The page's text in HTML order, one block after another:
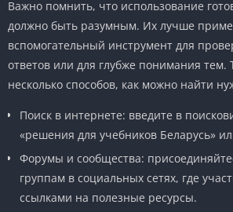
Важно помнить, что использование
должно быть разумным. Их лучше
вспомогательный инструмент для
ответов или для глубже понимания тем.
несколько способов, как можно найти
Поиск в интернете: введите в
«решения для учебников Беларусь»
Форумы и сообщества:
группам в социальных сетях, где
ссылками на полезные ресурсы.